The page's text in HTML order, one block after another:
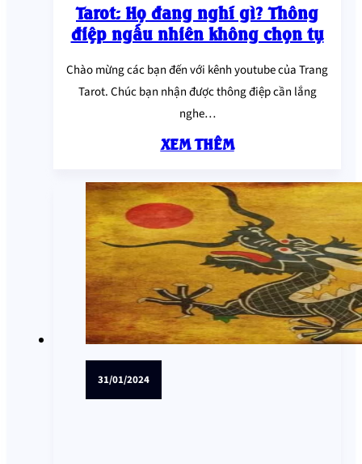
Tarot: Họ đang nghĩ gì? Thông
điệp ngẫu nhiên không chọn tụ
Chào mừng các bạn đến với kênh youtube của Trang
Tarot. Chúc bạn nhận được thông điệp cần lắng
nghe…
XEM THÊM
31/01/2024